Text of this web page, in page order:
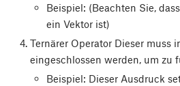
Beispiel: (Beachten Sie,
ein Vektor ist)
Ternärer Operator Dieser muss
eingeschlossen werden, um zu
Beispiel: Dieser Ausdruck